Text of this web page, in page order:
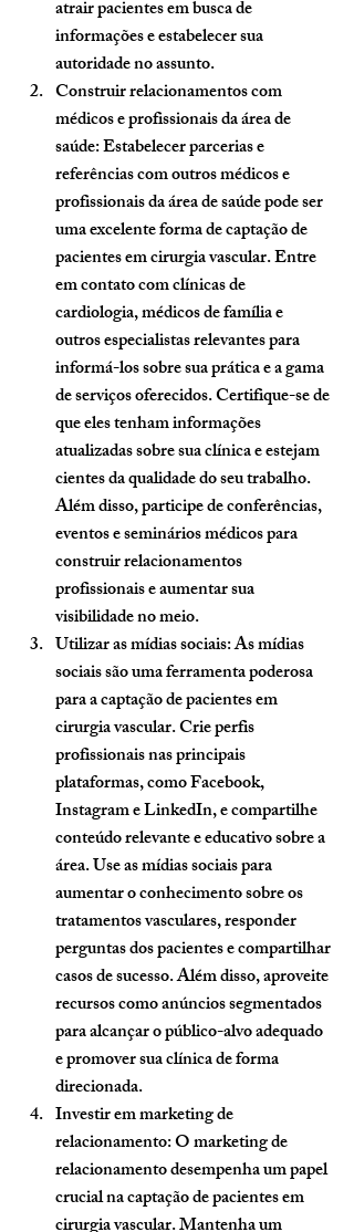
atrair pacientes em busca de
informações e estabelecer sua
autoridade no assunto.
Construir relacionamentos com
médicos e profissionais da área de
saúde: Estabelecer parcerias e
referências com outros médicos e
profissionais da área de saúde pode ser
uma excelente forma de captação de
pacientes em cirurgia vascular. Entre
em contato com clínicas de
cardiologia, médicos de família e
outros especialistas relevantes para
informá-los sobre sua prática e a gama
de serviços oferecidos. Certifique-se de
que eles tenham informações
atualizadas sobre sua clínica e estejam
cientes da qualidade do seu trabalho.
Além disso, participe de conferências,
eventos e seminários médicos para
construir relacionamentos
profissionais e aumentar sua
visibilidade no meio.
Utilizar as mídias sociais: As mídias
sociais são uma ferramenta poderosa
para a captação de pacientes em
cirurgia vascular. Crie perfis
profissionais nas principais
plataformas, como Facebook,
Instagram e LinkedIn, e compartilhe
conteúdo relevante e educativo sobre a
área. Use as mídias sociais para
aumentar o conhecimento sobre os
tratamentos vasculares, responder
perguntas dos pacientes e compartilhar
casos de sucesso. Além disso, aproveite
recursos como anúncios segmentados
para alcançar o público-alvo adequado
e promover sua clínica de forma
direcionada.
Investir em marketing de
relacionamento: O marketing de
relacionamento desempenha um papel
crucial na captação de pacientes em